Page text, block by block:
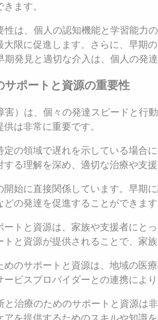
ます。
性は、個人の認知機能と学習能力
限に促進します。さらに、早期
期発見と適切な介入は、個人の発
ポートと資源の重要性
害）は、個々の発達スピードと行
は非常に重要です。
の領域で遅れを示している場合
る理解を深め、適切な治療や支
始に直接関係しています。早期
の発達を促進することができま
トと資源は、家族や支援者にと
と資源が提供されることで、家
めのサポートと資源は、地域の医
ビスプロバイダーとの連携によ
と治療のためのサポートと資源は
アを提供するためのスキルや知識